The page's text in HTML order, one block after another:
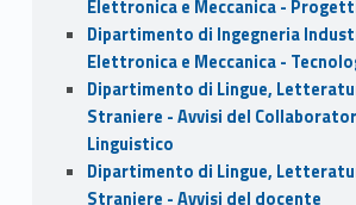
Elettronica e Meccanica -
Dipartimento di Ingegneria
Elettronica e Meccanica -
Dipartimento di Lingue,
Straniere - Avvisi del
Linguistico
Dipartimento di Lingue,
Straniere - Avvisi del docente